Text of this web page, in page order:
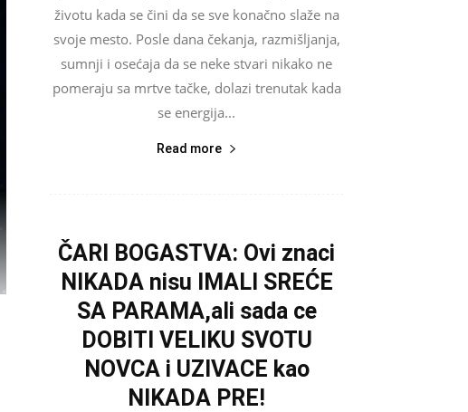
životu kada se čini da se sve konačno slaže na
svoje mesto. Posle dana čekanja, razmišljanja,
sumnji i osećaja da se neke stvari nikako ne
pomeraju sa mrtve tačke, dolazi trenutak kada
se energija...
Read more
ČARI BOGASTVA: Ovi znaci
NIKADA nisu IMALI SREĆE
SA PARAMA,ali sada ce
DOBITI VELIKU SVOTU
NOVCA i UZIVACE kao
NIKADA PRE!